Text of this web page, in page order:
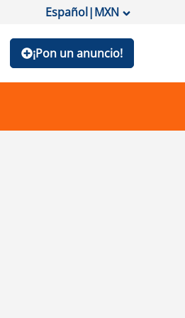
Español|MXN
¡Pon un anuncio!